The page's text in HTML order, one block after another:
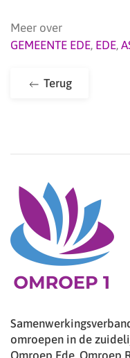
Meer over
GEMEENTE EDE, EDE,
Terug
omroepen in de